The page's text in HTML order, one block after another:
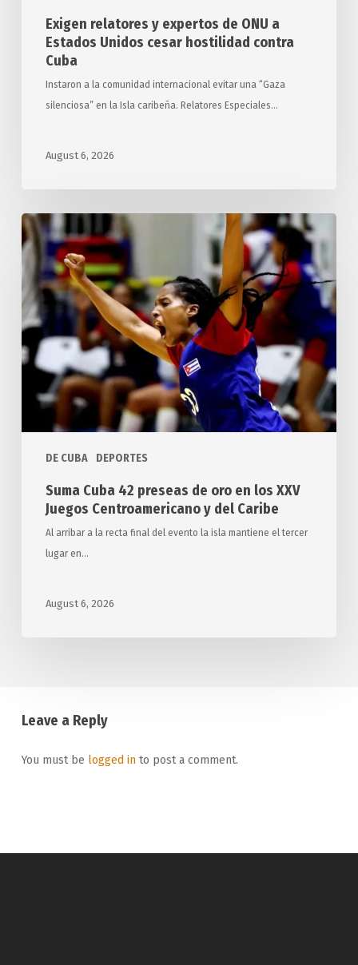
Exigen relatores y expertos de ONU a
Estados Unidos cesar hostilidad contra
Cuba
Instaron a la comunidad internacional evitar una “Gaza
silenciosa” en la Isla caribeña. Relatores Especiales…
August 6, 2026
DE CUBA DEPORTES
Suma
Cuba
42
preseas
de
oro
en
los
Juegos
Centroamericano
CaribeSuma Cuba 42 preseas de oro en los XXV
Juegos Centroamericano y del Caribe
Al arribar a la recta final del evento la isla mantiene el tercer
lugar en…
August 6, 2026
Leave a Reply
You must be logged into post a comment.